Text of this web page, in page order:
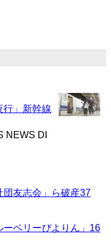
行」新幹線
NEWS DI
団友志会」ら破産37
ベリーぴよりん」 16